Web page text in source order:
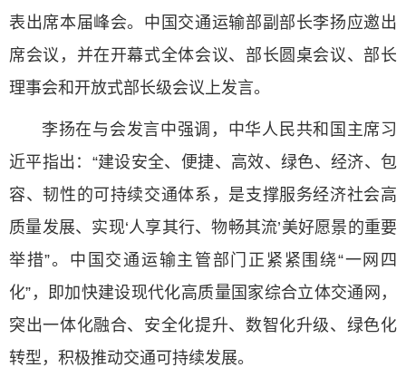
表出席本届峰会。中国交通运输部副部长李扬应邀出
席会议，并在开幕式全体会议、部长圆桌会议、部长
理事会和开放式部长级会议上发言。
李扬在与会发言中强调，中华人民共和国主席习
近平指出： “建设安全、便捷、高效、绿色、经济、包
容、韧性的可持续交通体系，是支撑服务经济社会高
质量发展、实现‘人享其行、物畅其流’美好愿景的重要
举措”。中国交通运输主管部门正紧紧围绕“一网四
化”，即加快建设现代化高质量国家综合立体交通网，
突出一体化融合、安全化提升、数智化升级、绿色化
转型，积极推动交通可持续发展。